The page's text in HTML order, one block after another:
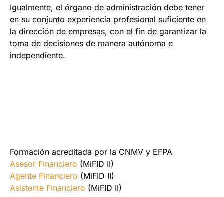
Igualmente, el órgano de administración debe tener
en su conjunto experiencia profesional suficiente en
la dirección de empresas, con el fin de garantizar la
toma de decisiones de manera autónoma e
independiente.
Formación acreditada por la CNMV y EFPA
Asesor Financiero (MiFID II)
Agente Financiero (MiFID II)
Asistente Financiero (MiFID II)